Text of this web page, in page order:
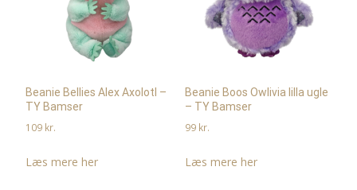
Beanie Bellies Alex Axolotl –
TY Bamser
109 kr.
Læs mere her
Beanie Boos Owlivia lilla ugle
– TY Bamser
99 kr.
Læs mere her